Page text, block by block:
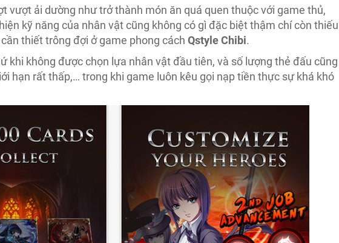
vượt ải dường như trở thành món ăn quá quen thuộc với game thủ,
kỹ năng của nhân vật cũng không có gì đặc biệt thậm chí còn thiếu
thiết trông đợi ở game phong cáchQstyle Chibi.
khi không được chọn lựa nhân vật đầu tiên, và số lượng thẻ đấu cũng
hạn rất thấp,… trong khi game luôn kêu gọi nạp tiền thực sự khá khó